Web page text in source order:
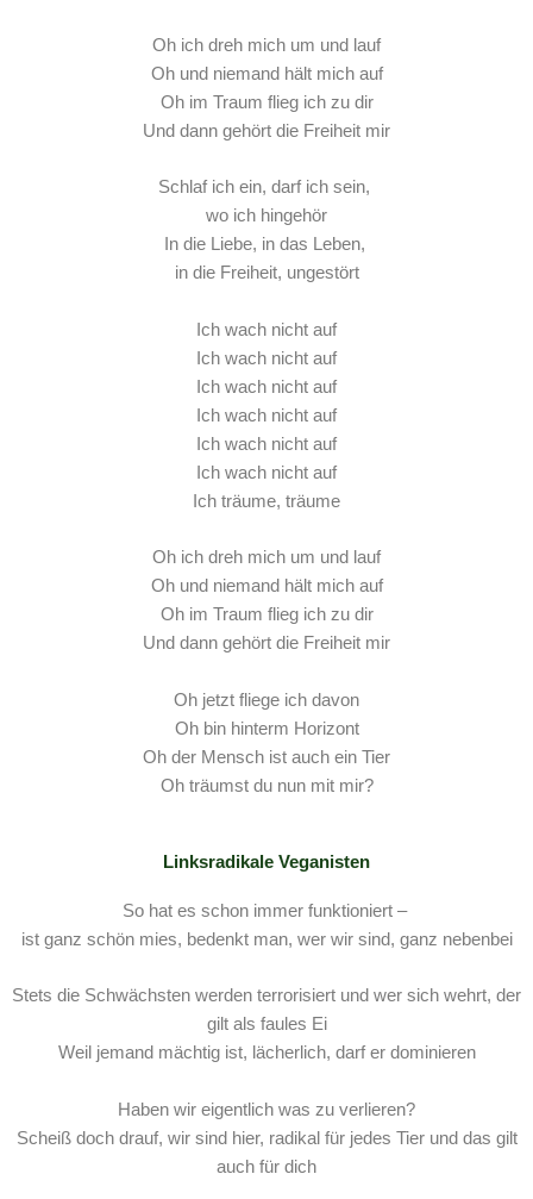
Oh ich dreh mich um und lauf
Oh und niemand hält mich auf
Oh im Traum flieg ich zu dir
Und dann gehört die Freiheit mir
Schlaf ich ein, darf ich sein,
wo ich hingehör
In die Liebe, in das Leben,
in die Freiheit, ungestört
Ich wach nicht auf
Ich wach nicht auf
Ich wach nicht auf
Ich wach nicht auf
Ich wach nicht auf
Ich wach nicht auf
Ich träume, träume
Oh ich dreh mich um und lauf
Oh und niemand hält mich auf
Oh im Traum flieg ich zu dir
Und dann gehört die Freiheit mir
Oh jetzt fliege ich davon
Oh bin hinterm Horizont
Oh der Mensch ist auch ein Tier
Oh träumst du nun mit mir?
Linksradikale Veganisten
So hat es schon immer funktioniert –
ist ganz schön mies, bedenkt man, wer wir sind, ganz nebenbei
Stets die Schwächsten werden terrorisiert und wer sich wehrt, der
gilt als faules Ei
Weil jemand mächtig ist, lächerlich, darf er dominieren
Haben wir eigentlich was zu verlieren?
Scheiß doch drauf, wir sind hier, radikal für jedes Tier und das gilt
auch für dich